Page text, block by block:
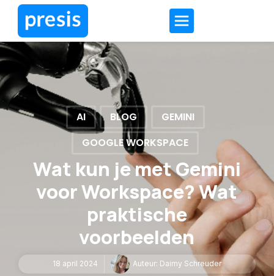
AI BLOG
GEMINI
GOOGLE WORKSPACE
Wat kun je met Gemini
voor Workspace? Wat
praktische
voorbeelden
18 april 2024 Auteur: Daimy Schreuder